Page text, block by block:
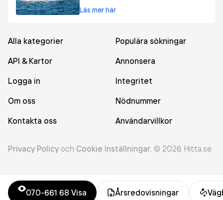
070-661 68 Visa Årsredovisningar
Läs mer här
Alla kategorier
Populära sökningar
API & Kartor
Annonsera
Logga in
Integritet
Om oss
Nödnummer
Kontakta oss
Användarvillkor
Privacy Policy och Cookie Inställningar. © 2026 Hitta.se